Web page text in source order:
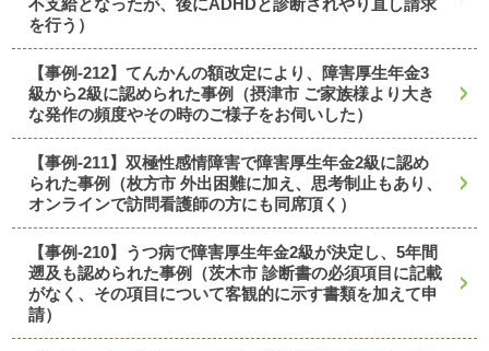
不支給となったが、後にADHDと診断されやり直し請求
を行う）
【事例-212】てんかんの額改定により、障害厚生年金3
級から2級に認められた事例（摂津市 ご家族様より大き
な発作の頻度やその時のご様子をお伺いした）
【事例-211】双極性感情障害で障害厚生年金2級に認め
られた事例（枚方市 外出困難に加え、思考制止もあり、
オンラインで訪問看護師の方にも同席頂く）
【事例-210】うつ病で障害厚生年金2級が決定し、5年間
遡及も認められた事例（茨木市 診断書の必須項目に記載
がなく、その項目について客観的に示す書類を加えて申
請）